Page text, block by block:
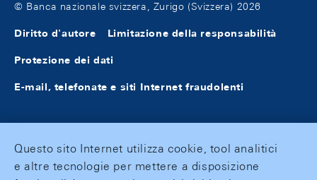
© Banca nazionale svizzera, Zurigo (Svizzera) 2026
Diritto d'autore Limitazione della responsabilità
Protezione dei dati
E-mail, telefonate e siti Internet fraudolenti
Questo sito Internet utilizza cookie, tool analitici
e altre tecnologie per mettere a disposizione